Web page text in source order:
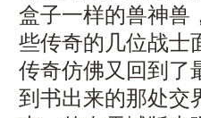
盒子一样的兽神兽
些传奇的几位战士
传奇仿佛又回到了
到书出来的那处交